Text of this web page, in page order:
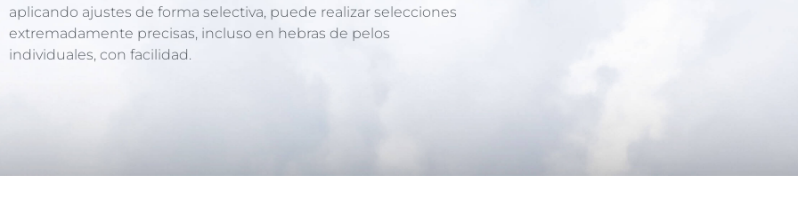
aplicando ajustes de forma selectiva, puede realizar selecciones
extremadamente precisas, incluso en hebras de pelos
individuales, con facilidad.